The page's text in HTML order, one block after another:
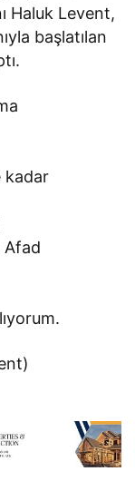
Haluk Levent,
başlatılan
kadar
Afad